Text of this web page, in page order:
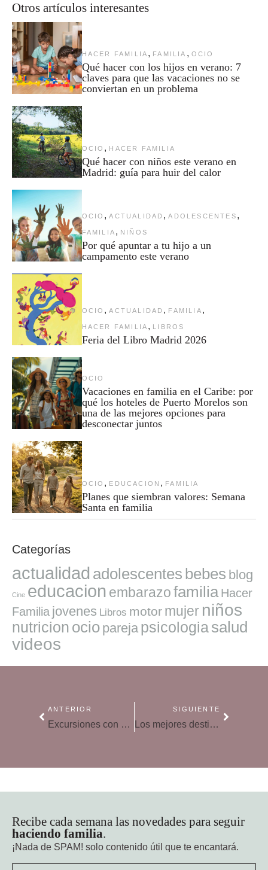
Otros artículos interesantes
HACER FAMILIA , FAMILIA , OCIO
Qué hacer con los hijos en verano: 7
claves para que las vacaciones no se
conviertan en un problema
OCIO , HACER FAMILIA
Qué hacer con niños este verano en
Madrid: guía para huir del calor
OCIO , ACTUALIDAD , ADOLESCENTES ,
FAMILIA , NIÑOS
Por qué apuntar a tu hijo a un
campamento este verano
OCIO , ACTUALIDAD , FAMILIA ,
HACER FAMILIA , LIBROS
Feria del Libro Madrid 2026
OCIO
Vacaciones en familia en el Caribe: por
qué los hoteles de Puerto Morelos son
una de las mejores opciones para
desconectar juntos
OCIO , EDUCACION , FAMILIA
Planes que siembran valores: Semana
Santa en familia
Categorías
actualidad adolescentes bebes blog
Cine educacion embarazofamilia Hacer
Familia jovenes Libros motor mujer niños
nutricion ocio pareja psicologiasalud
videos
ANTERIOR
Excursiones con niños cerca de Santiago de Compostela
SIGUIENTE
Los mejores destinos de vacaciones para niños en todo el mundo
Recibe cada semana las novedades para seguir
haciendo familia.
¡Nada de SPAM! solo contenido útil que te encantará.